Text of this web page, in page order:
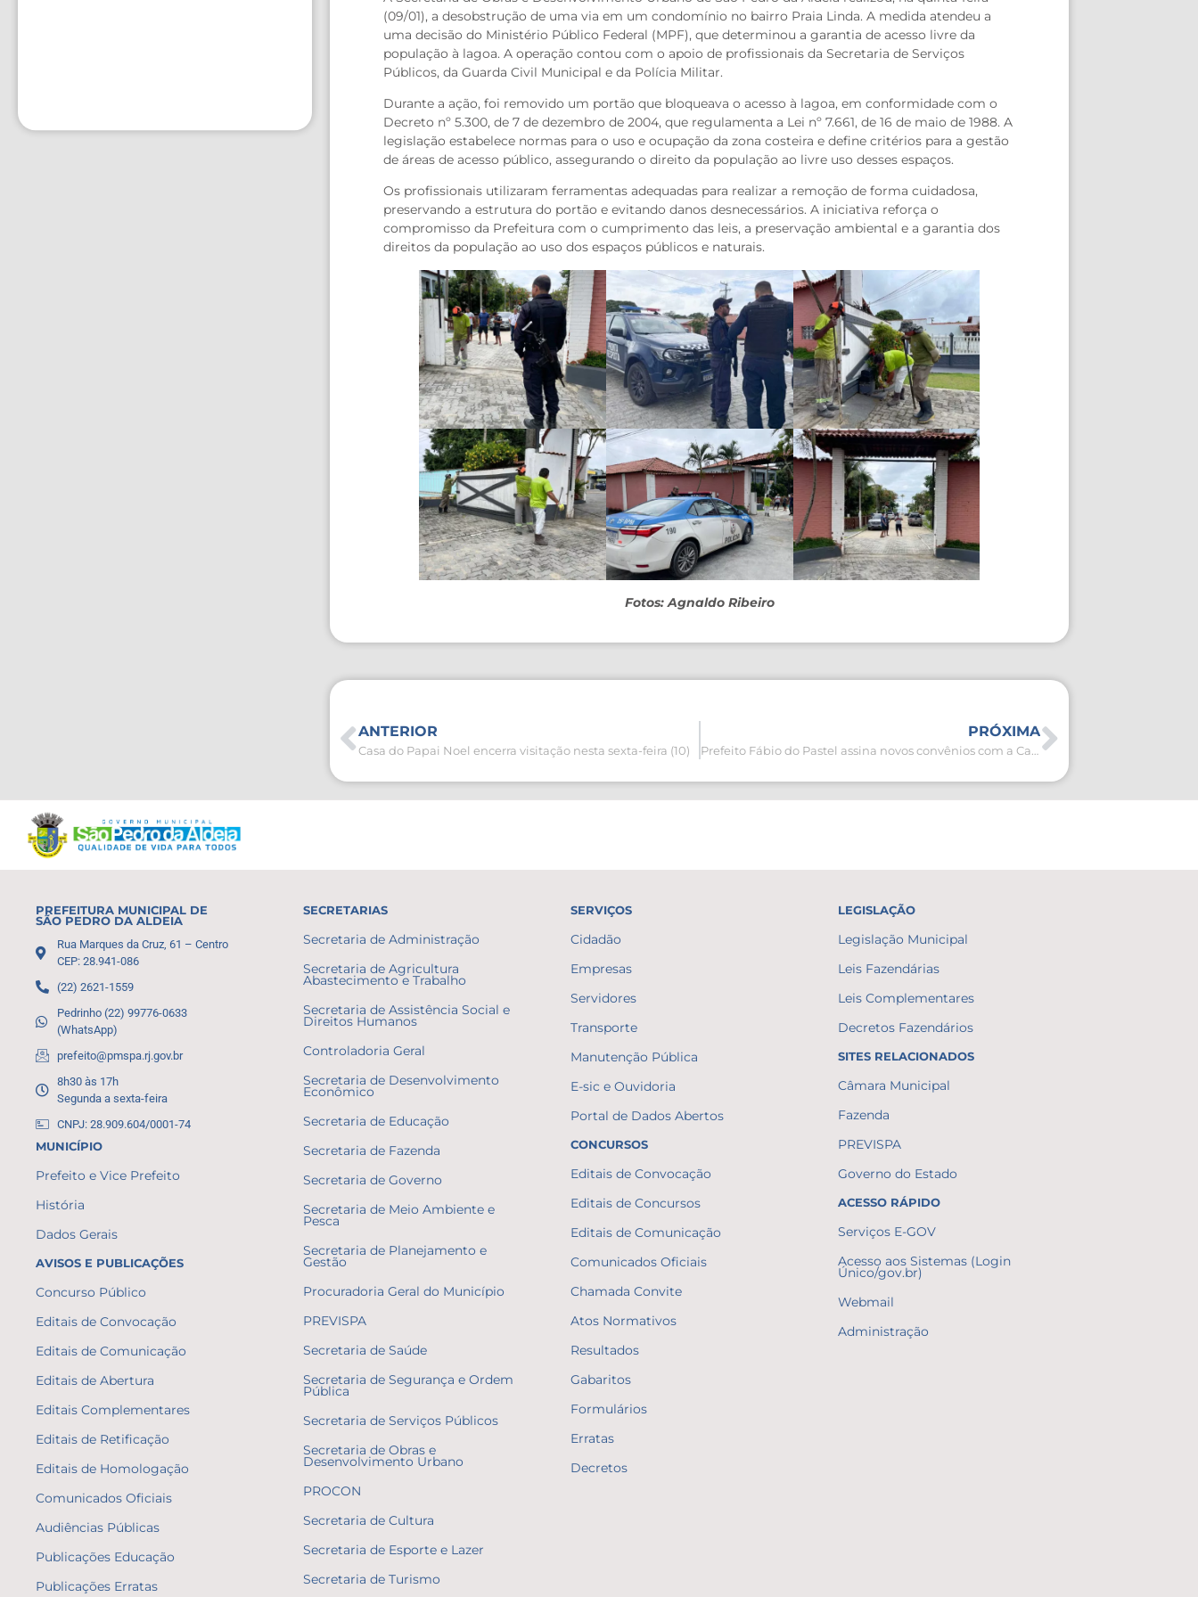
(09/01), a desobstrução de uma via em um condomínio no bairro Praia Linda. A medida atendeu a
uma decisão do Ministério Público Federal (MPF), que determinou a garantia de acesso livre da
população à lagoa. A operação contou com o apoio de profissionais da Secretaria de Serviços
Públicos, da Guarda Civil Municipal e da Polícia Militar.
Durante a ação, foi removido um portão que bloqueava o acesso à lagoa, em conformidade com o
Decreto nº 5.300, de 7 de dezembro de 2004, que regulamenta a Lei nº 7.661, de 16 de maio de 1988. A
legislação estabelece normas para o uso e ocupação da zona costeira e define critérios para a gestão
de áreas de acesso público, assegurando o direito da população ao livre uso desses espaços.
Os profissionais utilizaram ferramentas adequadas para realizar a remoção de forma cuidadosa,
preservando a estrutura do portão e evitando danos desnecessários. A iniciativa reforça o
compromisso da Prefeitura com o cumprimento das leis, a preservação ambiental e a garantia dos
direitos da população ao uso dos espaços públicos e naturais.
Fotos: Agnaldo Ribeiro
ANTERIOR
Casa do Papai Noel encerra visitação nesta sexta-feira (10)
PRÓXIMA
Prefeito Fábio do Pastel assina novos convênios com a Caixa Econômica Federal
PREFEITURA MUNICIPAL DE
SÃO PEDRO DA ALDEIA
Rua Marques da Cruz, 61 – Centro
CEP: 28.941-086
(22) 2621-1559
Pedrinho (22) 99776-0633
(WhatsApp)
prefeito@pmspa.rj.gov.br
8h30 às 17h
Segunda a sexta-feira
CNPJ: 28.909.604/0001-74
MUNICÍPIO
Prefeito e Vice Prefeito
História
Dados Gerais
AVISOS E PUBLICAÇÕES
Concurso Público
Editais de Convocação
Editais de Comunicação
Editais de Abertura
Editais Complementares
Editais de Retificação
Editais de Homologação
Comunicados Oficiais
Audiências Públicas
Publicações Educação
Publicações Erratas
SECRETARIAS
Secretaria de Administração
Secretaria de Agricultura
Abastecimento e Trabalho
Secretaria de Assistência Social e
Direitos Humanos
Controladoria Geral
Secretaria de Desenvolvimento
Econômico
Secretaria de Educação
Secretaria de Fazenda
Secretaria de Governo
Secretaria de Meio Ambiente e
Pesca
Secretaria de Planejamento e
Gestão
Procuradoria Geral do Município
PREVISPA
Secretaria de Saúde
Secretaria de Segurança e Ordem
Pública
Secretaria de Serviços Públicos
Secretaria de Obras e
Desenvolvimento Urbano
PROCON
Secretaria de Cultura
Secretaria de Esporte e Lazer
Secretaria de Turismo
SERVIÇOS
Cidadão
Empresas
Servidores
Transporte
Manutenção Pública
E-sic e Ouvidoria
Portal de Dados Abertos
CONCURSOS
Editais de Convocação
Editais de Concursos
Editais de Comunicação
Comunicados Oficiais
Chamada Convite
Atos Normativos
Resultados
Gabaritos
Formulários
Erratas
Decretos
LEGISLAÇÃO
Legislação Municipal
Leis Fazendárias
Leis Complementares
Decretos Fazendários
SITES RELACIONADOS
Câmara Municipal
Fazenda
PREVISPA
Governo do Estado
ACESSO RÁPIDO
Serviços E-GOV
Acesso aos Sistemas (Login
Único/gov.br)
Webmail
Administração